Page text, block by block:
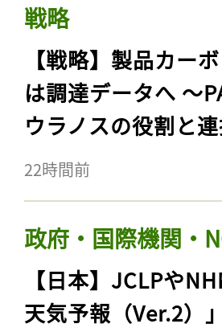
戦略
【戦略】製品カー
は調達データへ 〜
ウラノスの役割と
22時間前
政府・国際機関・
【日本】JCLPや
天気予報（Ver.2）